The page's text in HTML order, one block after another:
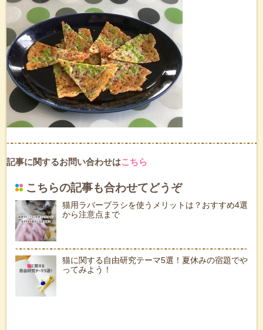
記事に関するお問い合わせはこちら
こちらの記事も合わせてどうぞ
猫用ラバーブラシを使うメリットは？おすすめ4選
から注意点まで
猫に関する自由研究テーマ5選！夏休みの宿題でや
ってみよう！